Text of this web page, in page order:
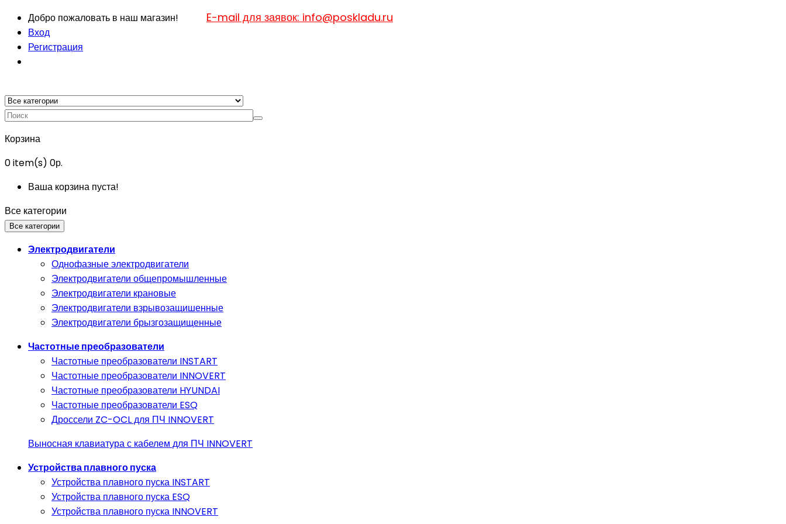
Добро пожаловать в наш магазин! E-mail для заявок: info@poskladu.ru
Вход
Регистрация
Корзина
0item(s) 0р.
Ваша корзина пуста!
Все категории
Все категории
Электродвигатели
Однофазные электродвигатели
Электродвигатели общепромышленные
Электродвигатели крановые
Электродвигатели взрывозащишенные
Электродвигатели брызгозащищенные
Частотные преобразователи
Частотные преобразователи INSTART
Частотные преобразователи INNOVERT
Частотные преобразователи HYUNDAI
Частотные преобразователи ESQ
Дроссели ZC-OCL для ПЧ INNOVERT
Выносная клавиатура с кабелем для ПЧ INNOVERT
Устройства плавного пуска
Устройства плавного пуска INSTART
Устройства плавного пуска ESQ
Устройства плавного пуска INNOVERT